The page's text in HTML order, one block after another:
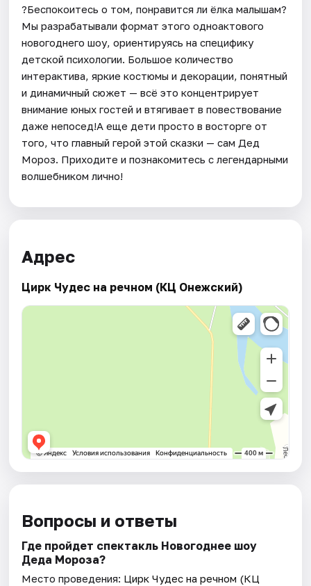
?Беспокоитесь о том, понравится ли ёлка малышам?
Мы разрабатывали формат этого одноактового
новогоднего шоу, ориентируясь на специфику
детской психологии. Большое количество
интерактива, яркие костюмы и декорации, понятный
и динамичный сюжет — всё это концентрирует
внимание юных гостей и втягивает в повествование
даже непосед!А еще дети просто в восторге от
того, что главный герой этой сказки — сам Дед
Мороз. Приходите и познакомитесь с легендарными
волшебником лично!
Адрес
Цирк Чудес на речном (КЦ Онежский)
Вопросы и ответы
Где пройдет спектакль Новогоднее шоу
Деда Мороза?
Место проведения: Цирк Чудес на речном (КЦ